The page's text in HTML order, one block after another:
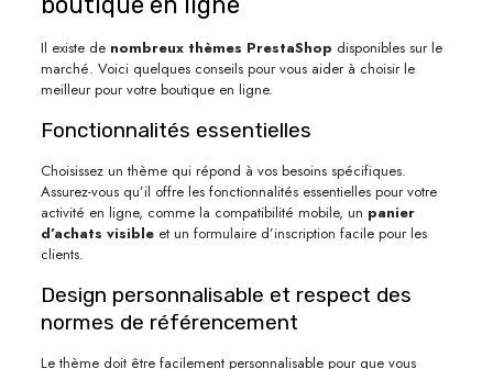
Il existe de nombreux thèmes PrestaShop disponibles sur le
marché. Voici quelques conseils pour vous aider à choisir le
meilleur pour votre boutique en ligne.
Fonctionnalités essentielles
Choisissez un thème qui répond à vos besoins spécifiques.
Assurez-vous qu’il offre les fonctionnalités essentielles pour votre
activité en ligne, comme la compatibilité mobile, un panier
d’achats visibleet un formulaire d’inscription facile pour les
clients.
Design personnalisable et respect des
normes de référencement
Le thème doit être facilement personnalisable pour que vous